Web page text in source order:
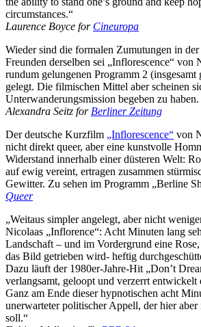
circumstances.“
Laurence Boyce for Cineuropa
Wieder sind die formalen Zumutungen in
Freunden derselben sei „Inflorescence“ von
rundum gelungenen Programm 2
gelegt. Die filmischen Mittel aber scheinen
Unterwanderungsmission begeben zu haben.
Alexandra Seitz for Berliner Zeitung
Der deutsche Kurzfilm „Inflorescence“ von
nicht direkt queer, aber eine kunstvolle
Widerstand innerhalb einer düsteren Welt:
auf ewig vereint, ertragen zusammen
Gewitter. Zu sehen im Programm „Berline
Queer
„Weitaus simpler angelegt, aber nicht
Nicolaas „Inflorence“: Acht Minuten lang
Landschaft – und im Vordergrund eine
das Bild getrieben wird- heftig
Dazu läuft der 1980er-Jahre-Hit „Don’t
verlangsamt, geloopt und verzerrt entwickelt
Ganz am Ende dieser hypnotischen acht
unerwarteter politischer Appell, der hier
soll.“